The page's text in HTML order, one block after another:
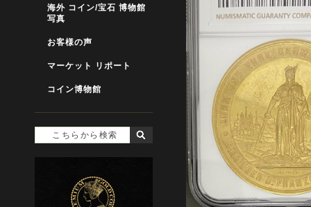
海外 コイン/宝石 博物館
写真
お客様の声
マーケット リポート
コイン博物館